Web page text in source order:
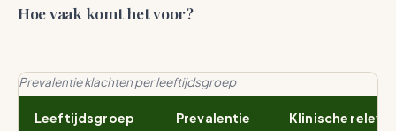
Hoe vaak komt het voor?
Prevalentie klachten per leeftijdsgroep
Leeftijdsgroep Prevalentie Klinische